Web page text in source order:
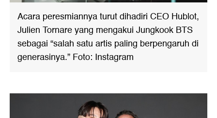
Acara peresmiannya turut dihadiri CEO Hublot,
Julien Tornare yang mengakui Jungkook BTS
sebagai “salah satu artis paling berpengaruh di
generasinya.” Foto: Instagram